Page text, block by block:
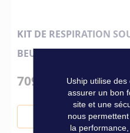
KIT DE RESPIRATION
BEUCHAT
709,00 €
Uship utilise
assurer un bon
site et une
nous
la